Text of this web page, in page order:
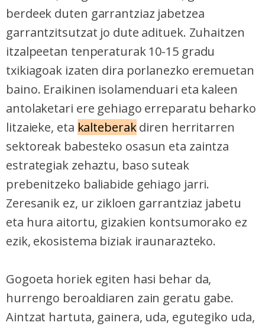
berdeek duten garrantziaz jabetzea
garrantzitsutzat jo dute adituek. Zuhaitzen
itzalpeetan tenperaturak 10-15 gradu
txikiagoak izaten dira porlanezko eremuetan
baino. Eraikinen isolamenduari eta kaleen
antolaketari ere gehiago erreparatu beharko
litzaieke, eta kalteberakdiren herritarren
sektoreak babesteko osasun eta zaintza
estrategiak zehaztu, baso suteak
prebenitzeko baliabide gehiago jarri.
Zeresanik ez, ur zikloen garrantziaz jabetu
eta hura aitortu, gizakien kontsumorako ez
ezik, ekosistema biziak iraunarazteko.
Gogoeta horiek egiten hasi behar da,
hurrengo beroaldiaren zain geratu gabe.
Aintzat hartuta, gainera, uda, egutegiko uda,